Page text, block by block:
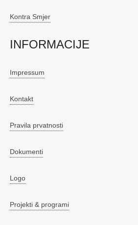
Kontra Smjer
INFORMACIJE
Impressum
Kontakt
Pravila prvatnosti
Dokumenti
Logo
Projekti & programi